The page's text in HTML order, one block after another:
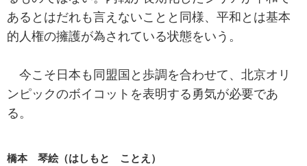
あるとはだれも言えないことと同様、平和とは基本
的人権の擁護が為されている状態をいう。
今こそ日本も同盟国と歩調を合わせて、北京オリ
ンピックのボイコットを表明する勇気が必要であ
る。
橋本 琴絵（はしもと ことえ）